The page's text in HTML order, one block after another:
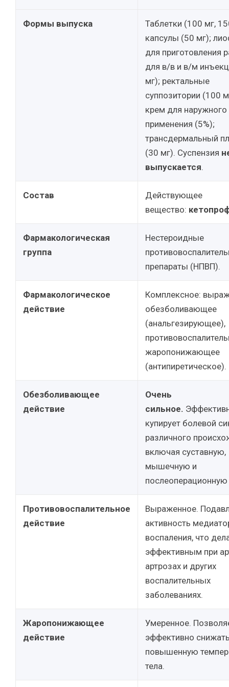
Формы выпуска
Таблетки (100 мг,
капсулы (50 мг);
для приготовления
для в/в и в/м
мг); ректальные
суппозитории (100
крем для наружного
применения (5%);
трансдермальный
(30 мг). Суспензия
выпускается.
Состав
Действующее
вещество:
Фармакологическая
группа
Нестероидные
препараты (НПВП).
Фармакологическое
действие
Комплексное:
обезболивающее
(анальгезирующее),
жаропонижающее
(антипиретическое).
Обезболивающее
действие
Очень
сильное.
купирует болевой
различного
включая суставную,
мышечную и
Противовоспалительное
действие
Выраженное.
активность
воспаления, что
эффективным при
артрозах и других
воспалительных
заболеваниях.
Жаропонижающее
действие
Умеренное.
эффективно
повышенную
тела.